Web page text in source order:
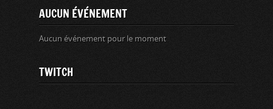
AUCUN ÉVÉNEMENT
Aucun événement pour le moment
TWITCH